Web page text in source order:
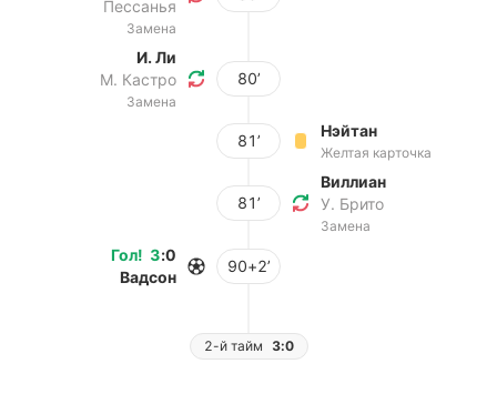
Пессанья
Замена
И. Ли
М. Кастро
Замена
80’
81’
Нэйтан
Желтая карточка
81’
Виллиан
У. Брито
Замена
Гол! 3:0
Вадсон
90+2’
2-й тайм 3:0